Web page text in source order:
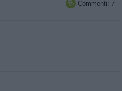
 Commenti: 7